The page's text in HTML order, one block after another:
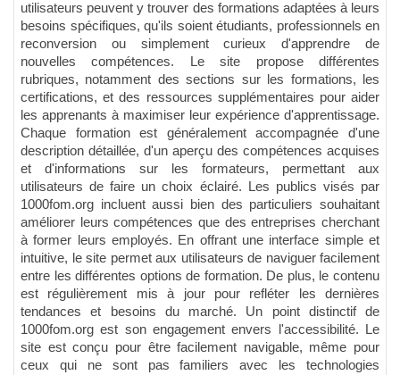
utilisateurs peuvent y trouver des formations adaptées à leurs
besoins spécifiques, qu'ils soient étudiants, professionnels en
reconversion ou simplement curieux d'apprendre de
nouvelles compétences. Le site propose différentes
rubriques, notamment des sections sur les formations, les
certifications, et des ressources supplémentaires pour aider
les apprenants à maximiser leur expérience d'apprentissage.
Chaque formation est généralement accompagnée d'une
description détaillée, d'un aperçu des compétences acquises
et d'informations sur les formateurs, permettant aux
utilisateurs de faire un choix éclairé. Les publics visés par
1000fom.org incluent aussi bien des particuliers souhaitant
améliorer leurs compétences que des entreprises cherchant
à former leurs employés. En offrant une interface simple et
intuitive, le site permet aux utilisateurs de naviguer facilement
entre les différentes options de formation. De plus, le contenu
est régulièrement mis à jour pour refléter les dernières
tendances et besoins du marché. Un point distinctif de
1000fom.org est son engagement envers l'accessibilité. Le
site est conçu pour être facilement navigable, même pour
ceux qui ne sont pas familiers avec les technologies